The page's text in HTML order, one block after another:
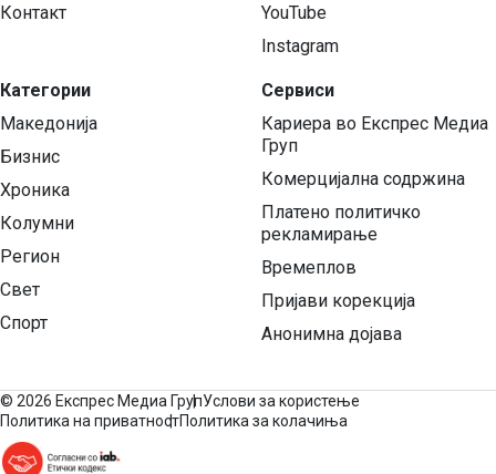
Контакт
Категории
Македонија
Бизнис
Хроника
Колумни
Регион
Свет
Спорт
YouTube
Instagram
Сервиси
Кариера во Експрес Медиа
Груп
Комерцијална содржина
Платено политичко
рекламирање
Времеплов
Пријави корекција
Анонимна дојава
© 2026 Експрес Медиа ГрупУслови за користење
Политика на приватностПолитика за колачиња